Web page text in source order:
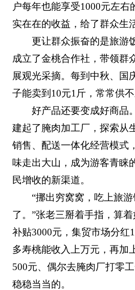
户每年也能享受1000元左右
实在在的收益，给了群众生
更让群众振奋的是旅游
成立了金桃合作社，带领群
展观光采摘。每到中秋、国
子能卖到10元1斤，常常供不
好产品还要变成好商品
建起了腌肉加工厂，探索从
销售、配送一体化经营模式
味走出大山，成为游客青睐
民增收的新渠道。
“挪出穷窝窝，吃上旅
了。”张老三掰着手指，算
补贴3000元，集贸市场分红
多寿桃能收入上万元，再加
500元、偶尔去腌肉厂打零
稳稳当当的。